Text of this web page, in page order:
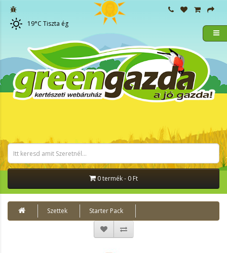
19°C Tiszta ég
0 termék - 0 Ft
Szettek Starter Pack